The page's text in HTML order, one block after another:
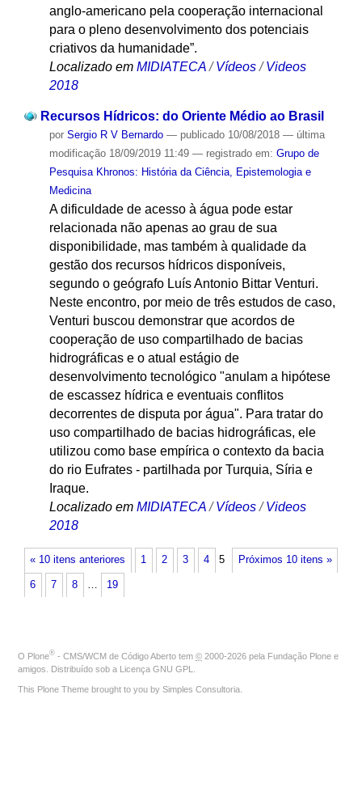
anglo-americano pela cooperação internacional
para o pleno desenvolvimento dos potenciais
criativos da humanidade”.
Localizado em MIDIATECA /Vídeos /Videos
2018
Recursos Hídricos: do Oriente Médio ao Brasil
por Sergio R V Bernardo — publicado10/08/2018 — última
modificação18/09/2019 11:49 — registrado em: Grupo de
Pesquisa Khronos: História da Ciência, Epistemologia e
Medicina
A dificuldade de acesso à água pode estar
relacionada não apenas ao grau de sua
disponibilidade, mas também à qualidade da
gestão dos recursos hídricos disponíveis,
segundo o geógrafo Luís Antonio Bittar Venturi.
Neste encontro, por meio de três estudos de caso,
Venturi buscou demonstrar que acordos de
cooperação de uso compartilhado de bacias
hidrográficas e o atual estágio de
desenvolvimento tecnológico "anulam a hipótese
de escassez hídrica e eventuais conflitos
decorrentes de disputa por água". Para tratar do
uso compartilhado de bacias hidrográficas, ele
utilizou como base empírica o contexto da bacia
do rio Eufrates - partilhada por Turquia, Síria e
Iraque.
Localizado em MIDIATECA /Vídeos /Videos
2018
« 10 itens anteriores Próximos 10 itens »
1 2 3 4 5
6 7 8 … 19
O Plone® - CMS/WCM de Código Aberto tem © 2000-2026 pela Fundação Plone e
amigos. Distribuído sob a Licença GNU GPL
This Plone Theme brought to you by Simples Consultoria